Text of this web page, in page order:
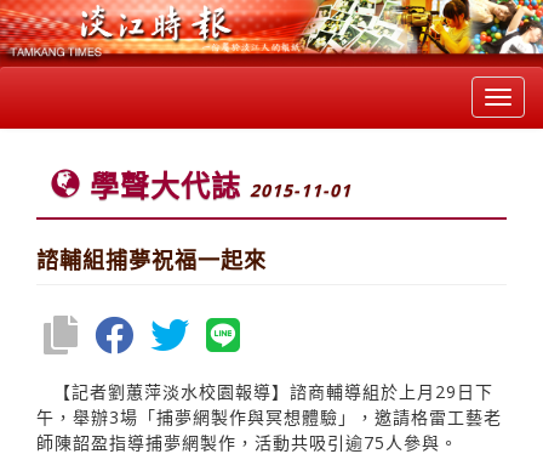
學聲大代誌 2015-11-01
諮輔組捕夢祝福一起來
【記者劉蕙萍淡水校園報導】諮商輔導組於上月29日下
午，舉辦3場「捕夢網製作與冥想體驗」，邀請格雷工藝老
師陳韶盈指導捕夢網製作，活動共吸引逾75人參與。